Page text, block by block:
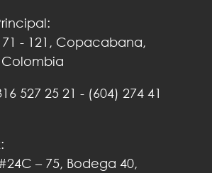
71 - 121, Copacabana,
527 25 21 - (604) 274 41
– 75, Bodega 40,